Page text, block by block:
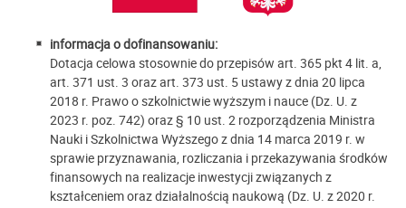
informacja o dofinansowaniu:
Dotacja celowa stosownie do przepisów art. 365 pkt 4 lit. a,
art. 371 ust. 3 oraz art. 373 ust. 5 ustawy z dnia 20 lipca
2018 r. Prawo o szkolnictwie wyższym i nauce (Dz. U. z
2023 r. poz. 742) oraz § 10 ust. 2 rozporządzenia Ministra
Nauki i Szkolnictwa Wyższego z dnia 14 marca 2019 r. w
sprawie przyznawania, rozliczania i przekazywania środków
finansowych na realizacje inwestycji związanych z
kształceniem oraz działalnością naukową (Dz. U. z 2020 r.